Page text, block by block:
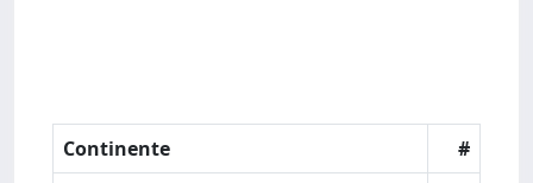
Continente
#